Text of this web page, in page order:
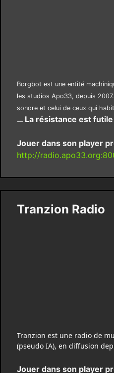
Borgbot est une entité
les studios Apo33, depuis
sonore et celui de ceux qui
… La résistance est
Jouer dans son player
http://
Tranzion Radio
Tranzion est une radio de
(pseudo IA), en diffusion
Jouer dans son player